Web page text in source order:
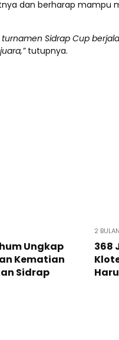
dan berharap mampu
Sidrap Cup
tutupnya.
Ungkap
Kematian
Sidrap
2
368